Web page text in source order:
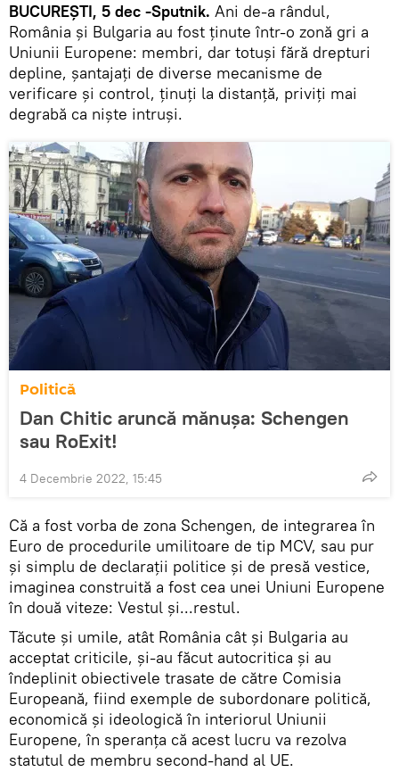
BUCUREȘTI, 5 dec -Sputnik. Ani de-a rândul,
România și Bulgaria au fost ținute într-o zonă gri a
Uniunii Europene: membri, dar totuși fără drepturi
depline, șantajați de diverse mecanisme de
verificare și control, ținuți la distanță, priviți mai
degrabă ca niște intruși.
Politică
Dan Chitic aruncă mănuşa: Schengen
sau RoExit!
4 Decembrie 2022, 15:45
Că a fost vorba de zona Schengen, de integrarea în
Euro de procedurile umilitoare de tip MCV, sau pur
și simplu de declarații politice și de presă vestice,
imaginea construită a fost cea unei Uniuni Europene
în două viteze: Vestul și...restul.
Tăcute și umile, atât România cât și Bulgaria au
acceptat criticile, și-au făcut autocritica și au
îndeplinit obiectivele trasate de către Comisia
Europeană, fiind exemple de subordonare politică,
economică și ideologică în interiorul Uniunii
Europene, în speranța că acest lucru va rezolva
statutul de membru second-hand al UE.